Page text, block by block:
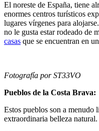
El noreste de España, tiene
enormes centros turísticos
lugares vírgenes para
no le gusta estar rodeado de
casas que se encuentran en
Fotografía por ST33VO
Pueblos de la Costa Brava:
Estos pueblos son a menudo
extraordinaria belleza natural.